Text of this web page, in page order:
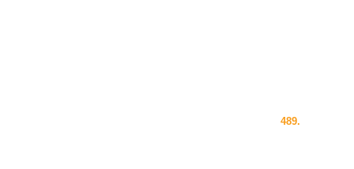
489.